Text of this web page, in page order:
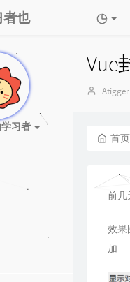
者也
习者
Vue
博
Atigger
首页
前几
效果
加